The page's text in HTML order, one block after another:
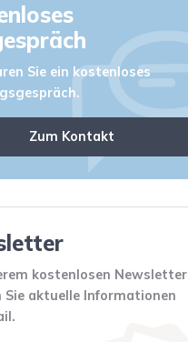
Sie ein kostenloses
Zum Kontakt
kostenlosen Newsletter
Sie aktuelle Informationen